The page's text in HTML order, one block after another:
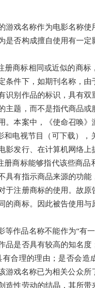
游戏名称作为电影名称
是否构成擅自使用有一
商标相同或近似的商标
条件下，如期刊名称，
识别作品的标识，具有
主题，而不是指代商品
。本案中，《使命召唤
电视节目（可下载），
影发行、在计算机网络
商标能够指代该些商品
具有指示商品来源的功
于注册商标的使用。故
商标。因此被告使用与
作品名称不能作为“有
品是否具有较高的知名
合理的理由；是否会造
游戏名称已为相关公众
造性劳动的结晶，其所